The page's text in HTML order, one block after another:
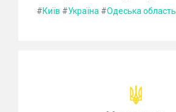
#Київ #Україна #Одеська область